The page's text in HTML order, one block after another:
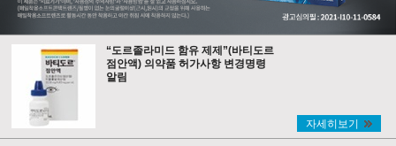
“도르졸라미드 함유 제제”(바티도르
점안액) 의약품 허가사항 변경명령
알림
자세히보기